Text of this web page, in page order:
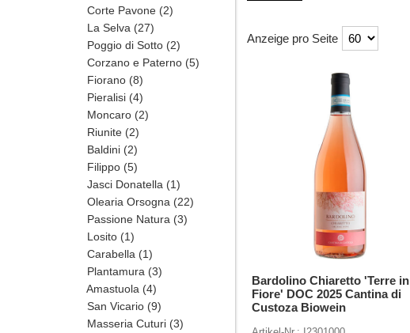
Corte Pavone (2)
La Selva (27)
Poggio di Sotto (2)
Corzano e Paterno (5)
Fiorano (8)
Pieralisi (4)
Moncaro (2)
Riunite (2)
Baldini (2)
Filippo (5)
Jasci Donatella (1)
Olearia Orsogna (22)
Passione Natura (3)
Losito (1)
Carabella (1)
Plantamura (3)
Amastuola (4)
San Vicario (9)
Masseria Cuturi (3)
Anzeige pro Seite
Bardolino Chiaretto 'Terre in
Fiore' DOC 2025 Cantina di
Custoza Biowein